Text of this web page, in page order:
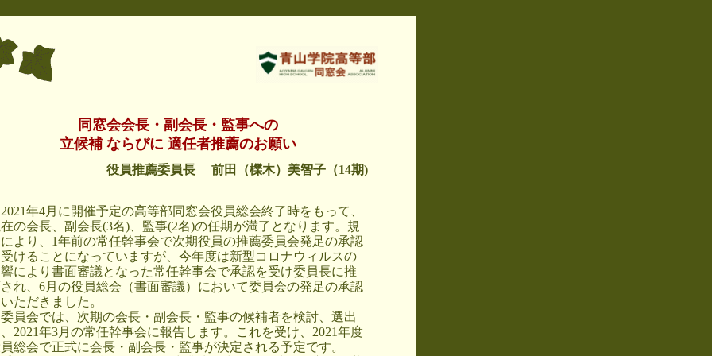
同窓会会長・副会長・監事への
立候補 ならびに 適任者推薦のお願い
役員推薦委員長 前田（櫟木）美智子（14期)
年4月に開催予定の高等部同窓会役員総会終了時をもって、
の会長、副会長(3名)、監事(2名)の任期が満了となります。規
より、1年前の常任幹事会で次期役員の推薦委員会発足の承認
けることになっていますが、今年度は新型コロナウィルスの
により書面審議となった常任幹事会で承認を受け委員長に推
れ、6月の役員総会（書面審議）において委員会の発足の承認
ただきました。
会では、次期の会長・副会長・監事の候補者を検討、選出
2021年3月の常任幹事会に報告します。これを受け、2021年度
総会で正式に会長・副会長・監事が決定される予定です。